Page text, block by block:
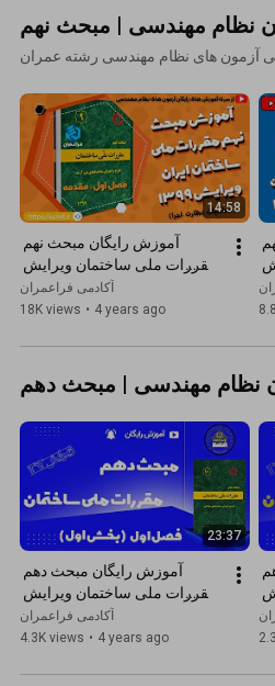
نظام مهندسی | مبحث نهم
آزمون های نظام مهندسی رشته عمران
14:58
1399 | ویژه آزمون های نظام
مهندسی
آکادمی فراعمران
18K views • 4 years ago
1399 | فصل دوم : کلیات (بخش
نظام مهندسی | مبحث دهم
23:37
1392 | فصل اول : الزامات
عمومی (بخش اول)
آکادمی فراعمران
4.3K views • 4 years ago
1392 | فصل اول : الزامات